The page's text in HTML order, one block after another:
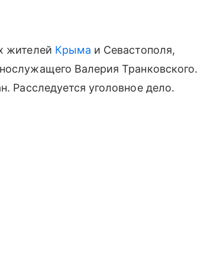
жителей Крыма и Севастополя,
Валерия Транковского.
Расследуется уголовное дело.